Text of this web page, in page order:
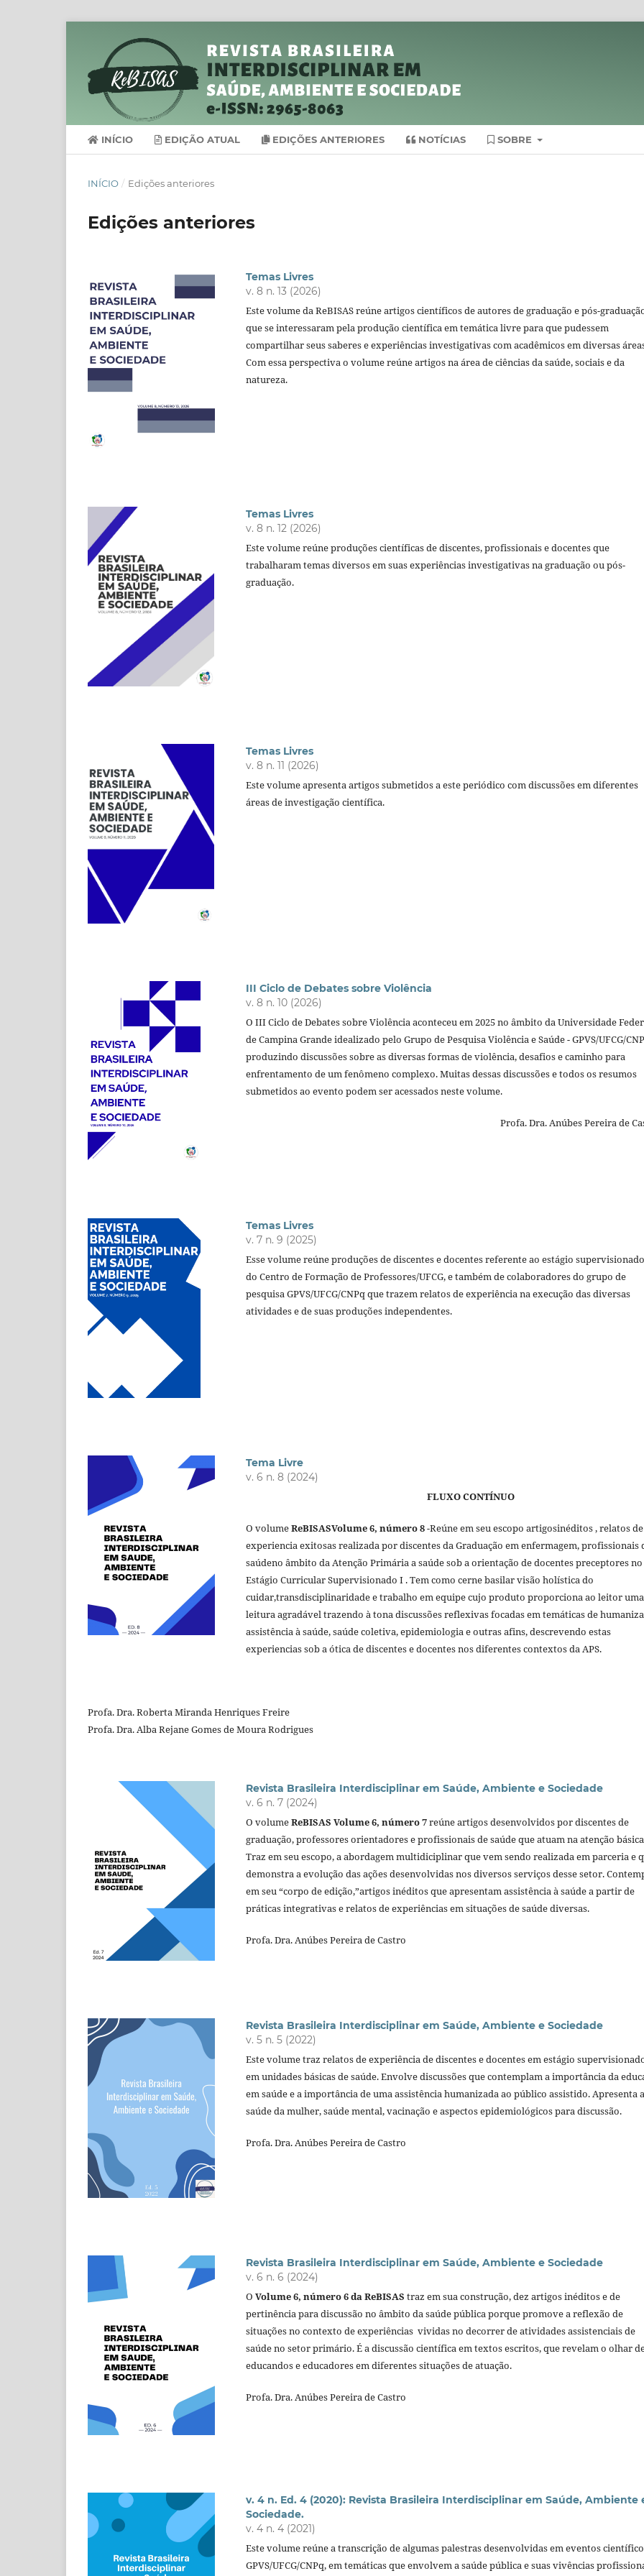
INÍCIO EDIÇÃO ATUAL EDIÇÕES ANTERIORES NOTÍCIAS SOBRE
INÍCIO / Edições anteriores
Edições anteriores
Temas Livres
v. 8 n. 13 (2026)
Este volume da ReBISAS reúne artigos científicos de autores de graduação e pós-
que se interessaram pela produção científica em temática livre para que pudessem
compartilhar seus saberes e experiências investigativas com acadêmicos em diversas
Com essa perspectiva o volume reúne artigos na área de ciências da saúde, sociais e da
natureza.
Temas Livres
v. 8 n. 12 (2026)
Este volume reúne produções científicas de discentes, profissionais e docentes que
trabalharam temas diversos em suas experiências investigativas na graduação ou pós-
graduação.
Temas Livres
v. 8 n. 11 (2026)
Este volume apresenta artigos submetidos a este periódico com discussões em diferentes
áreas de investigação científica.
III Ciclo de Debates sobre Violência
v. 8 n. 10 (2026)
O III Ciclo de Debates sobre Violência aconteceu em 2025 no âmbito da Universidade
de Campina Grande idealizado pelo Grupo de Pesquisa Violência e Saúde - GPVS/UFCG/
produzindo discussões sobre as diversas formas de violência, desafios e caminho para
enfrentamento de um fenômeno complexo. Muitas dessas discussões e todos os resumos
submetidos ao evento podem ser acessados neste volume.
Profa. Dra. Anúbes Pereira de
Temas Livres
v. 7 n. 9 (2025)
Esse volume reúne produções de discentes e docentes referente ao estágio
do Centro de Formação de Professores/UFCG, e também de colaboradores do grupo de
pesquisa GPVS/UFCG/CNPq que trazem relatos de experiência na execução das diversas
atividades e de suas produções independentes.
Tema Livre
v. 6 n. 8 (2024)
FLUXO CONTÍNUO
O volumeReBISASVolume 6, número 8-Reúne em seu escopo artigosinéditos , relatos de
experiencia exitosas realizada por discentes da Graduação em enfermagem, profissionais
saúdeno âmbito da Atenção Primária a saúde sob a orientação de docentes preceptores no
Estágio Curricular Supervisionado I . Tem como cerne basilar visão holística do
cuidar,transdisciplinaridade e trabalho em equipe cujo produto proporciona ao leitor uma
leitura agradável trazendo à tona discussões reflexivas focadas em temáticas de
assistência à saúde, saúde coletiva, epidemiologia e outras afins, descrevendo estas
experiencias sob a ótica de discentes e docentes nos diferentes contextos da APS.
Profa. Dra. Roberta Miranda Henriques Freire
Profa. Dra. Alba Rejane Gomes de Moura Rodrigues
Revista Brasileira Interdisciplinar em Saúde, Ambiente e Sociedade
v. 6 n. 7 (2024)
O volumeReBISAS Volume 6, número 7reúne artigos desenvolvidos por discentes de
graduação, professores orientadores e profissionais de saúde que atuam na atenção
Traz em seu escopo, a abordagem multidiciplinar que vem sendo realizada em parceria e
demonstra a evolução das ações desenvolvidas nos diversos serviços desse setor.
em seu “corpo de edição,”artigos inéditos que apresentam assistência à saúde a partir de
práticas integrativas e relatos de experiências em situações de saúde diversas.
Profa. Dra. Anúbes Pereira de Castro
Revista Brasileira Interdisciplinar em Saúde, Ambiente e Sociedade
v. 5 n. 5 (2022)
Este volume traz relatos de experiência de discentes e docentes em estágio
em unidades básicas de saúde. Envolve discussões que contemplam a importância da
em saúde e a importância de uma assistência humanizada ao público assistido. Apresenta
saúde da mulher, saúde mental, vacinação e aspectos epidemiológicos para discussão.
Profa. Dra. Anúbes Pereira de Castro
Revista Brasileira Interdisciplinar em Saúde, Ambiente e Sociedade
v. 6 n. 6 (2024)
OVolume 6, número6 da ReBISAS traz em sua construção, dez artigos inéditos e de
pertinência para discussão no âmbito da saúde pública porque promove a reflexão de
situações no contexto de experiências vividas no decorrer de atividades assistenciais de
saúde no setor primário. É a discussão científica em textos escritos, que revelam o olhar
educandos e educadores em diferentes situações de atuação.
Profa. Dra. Anúbes Pereira de Castro
v. 4 n. Ed. 4 (2020): Revista Brasileira Interdisciplinar em Saúde, Ambiente
Sociedade.
v. 4 n. 4 (2021)
Este volume reúne a transcrição de algumas palestras desenvolvidas em eventos
GPVS/UFCG/CNPq, em temáticas que envolvem a saúde pública e suas vivências